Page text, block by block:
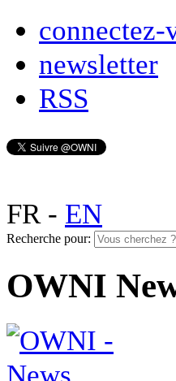
connectez-
newsletter
RSS
FR- EN
Recherche pour:
OWNI